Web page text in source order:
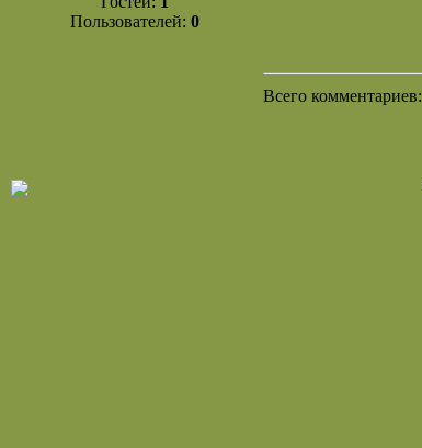
Пользователей: 0
Всего комментариев: